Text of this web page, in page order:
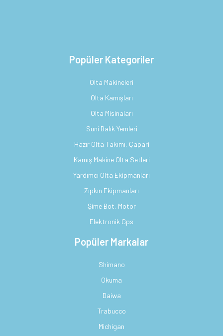
Popüler Kategoriler
Olta Makineleri
Olta Kamışları
Olta Misinaları
Suni Balık Yemleri
Hazır Olta Takımı, Çapari
Kamış Makine Olta Setleri
Yardımcı Olta Ekipmanları
Zıpkın Ekipmanları
Şime Bot, Motor
Elektronik Gps
Popüler Markalar
Shimano
Okuma
Daiwa
Trabucco
Michigan